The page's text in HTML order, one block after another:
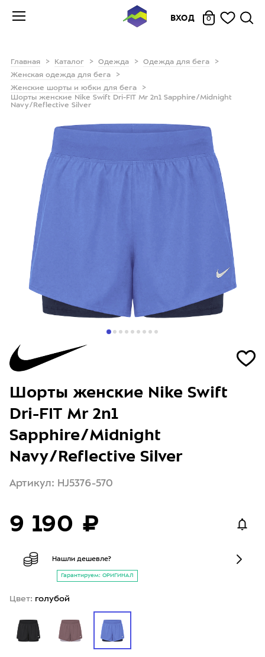
ВХОД 0
Главная Каталог Одежда
Одежда для бега
Женская одежда для бега
Женские шорты и юбки для бега
Шорты женские Nike Swift Dri-FIT Mr 2n1 Sapphire/Midnight
Navy/Reflective Silver
Шорты женские Nike Swift
Dri-FIT Mr 2n1
Sapphire/Midnight
Navy/Reflective Silver
Артикул: HJ5376-570
9 190 ₽
Нашли дешевле?
Гарантируем: ОРИГИНАЛ
Цвет: голубой